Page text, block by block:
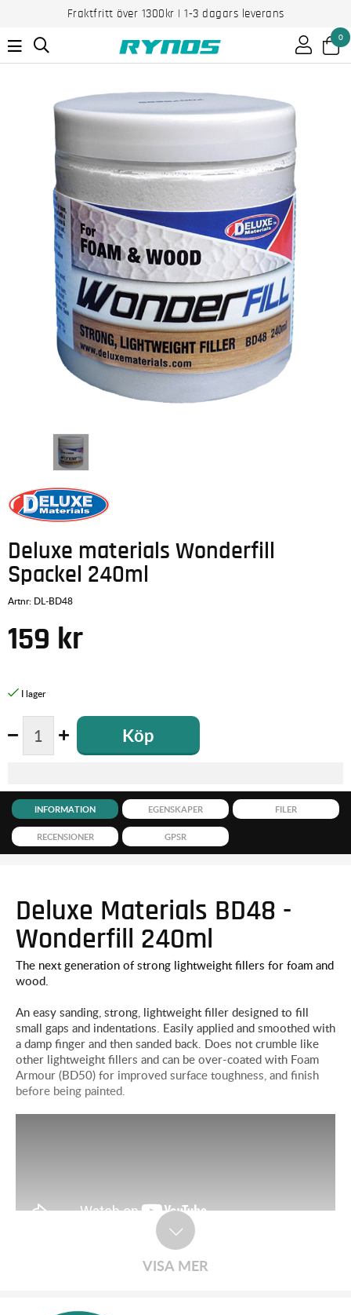
Fraktfritt över 1300kr | 1-3 dagars leverans
0
Deluxe materials Wonderfill
Spackel 240ml
Artnr: DL-BD48
159 kr
Köp
INFORMATION EGENSKAPER FILER
RECENSIONER GPSR
Deluxe Materials BD48 -
Wonderfill 240ml
The next generation of strong lightweight fillers for foam and
wood.
An easy sanding, strong, lightweight filler designed to fill
small gaps and indentations. Easily applied and smoothed with
a damp finger and then sanded back. Does not crumble like
other lightweight fillers and can be over-coated with Foam
Armour (BD50) for improved surface toughness, and finish
before being painted.
VISA MER